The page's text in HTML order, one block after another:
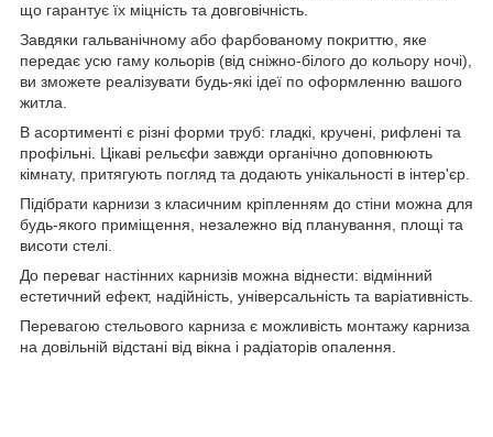
що гарантує їх міцність та довговічність.
Завдяки гальванічному або фарбованому покриттю, яке
передає усю гаму кольорів (від сніжно-білого до кольору ночі),
ви зможете реалізувати будь-які ідеї по оформленню вашого
житла.
В асортименті є різні форми труб: гладкі, кручені, рифлені та
профільні. Цікаві рельєфи завжди органічно доповнюють
кімнату, притягують погляд та додають унікальності в інтер'єр.
Підібрати карнизи з класичним кріпленням до стіни можна для
будь-якого приміщення, незалежно від планування, площі та
висоти стелі.
До переваг настінних карнизів можна віднести: відмінний
естетичний ефект, надійність, універсальність та варіативність.
Перевагою стельового карниза є можливість монтажу карниза
на довільній відстані від вікна і радіаторів опалення.